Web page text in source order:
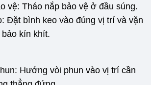
vệ: Tháo nắp bảo vệ ở đầu súng.
Đặt bình keo vào đúng vị trí và vặn
kín khít.
Hướng vòi phun vào vị trí cần